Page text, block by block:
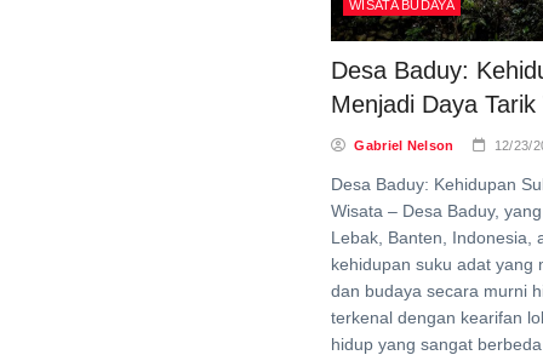
WISATA BUDAYA
Desa Baduy:
Menjadi Daya
Gabriel Nelson 12/23/
Desa Baduy: Kehidupan
Wisata – Desa Baduy,
Lebak, Banten, Indonesia,
kehidupan suku adat yang
dan budaya secara murni
terkenal dengan kearifan
hidup yang sangat